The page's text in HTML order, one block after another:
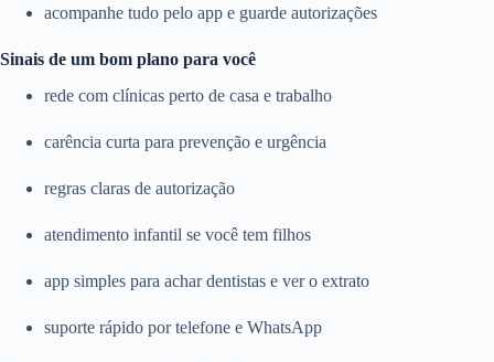
acompanhe tudo pelo app e guarde autorizações
Sinais de um bom plano para você
rede com clínicas perto de casa e trabalho
carência curta para prevenção e urgência
regras claras de autorização
atendimento infantil se você tem filhos
app simples para achar dentistas e ver o extrato
suporte rápido por telefone e WhatsApp